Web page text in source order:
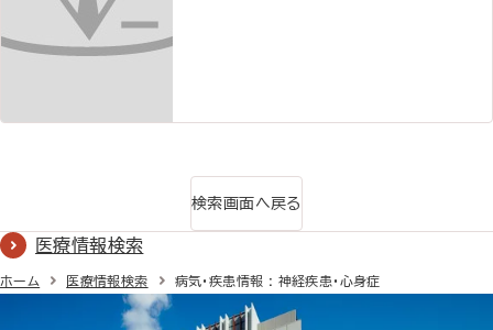
検索画面へ戻る
医療情報検索
ホーム 医療情報検索 病気・疾患情報 : 神経疾患・心身症